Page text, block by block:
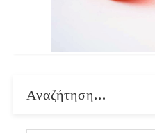
Αναζήτηση...